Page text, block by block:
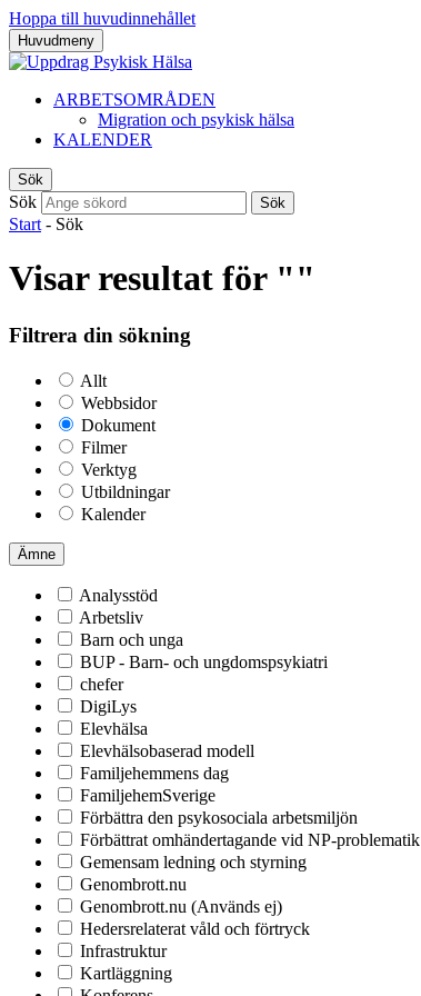
Hoppa till huvudinnehållet
Huvudmeny
ARBETSOMRÅDEN
Migration och psykisk hälsa
KALENDER
Sök
Sök Sök
Start - Sök
Visar resultat för ""
Filtrera din sökning
Allt
Webbsidor
Dokument
Filmer
Verktyg
Utbildningar
Kalender
Ämne
Analysstöd
Arbetsliv
Barn och unga
BUP - Barn- och ungdomspsykiatri
chefer
DigiLys
Elevhälsa
Elevhälsobaserad modell
Familjehemmens dag
FamiljehemSverige
Förbättra den psykosociala arbetsmiljön
Förbättrat omhändertagande vid NP-problematik
Gemensam ledning och styrning
Genombrott.nu
Genombrott.nu (Används ej)
Hedersrelaterat våld och förtryck
Infrastruktur
Kartläggning